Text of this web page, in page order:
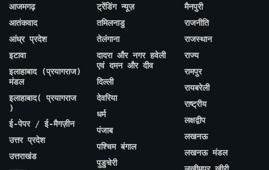
आजमगढ़
आतंकवाद
आंध्र प्रदेश
इटावा
इलाहाबाद (प्रयागराज)
मंडल
इलाहाबाद( प्रयागराज
)
ई-पेपर / ई-मैगज़ीन
उत्तर प्रदेश
उत्तराखंड
ट्रेंडिंग न्यूज़
तमिलनाडु
तेलंगाना
दादरा और नगर हवेली
एवं दमन और दीव
दिल्ली
देवरिया
धर्म
पंजाब
पश्चिम बंगाल
पुडुचेरी
मैनपुरी
राजनीति
राजस्थान
राज्य
रामपुर
रायबरेली
राष्ट्रीय
लक्षद्वीप
लखनऊ
लखनऊ मंडल